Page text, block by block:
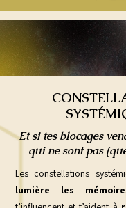
​Et si tes blocages
qui ne sont pas
Les constellations
lumière les